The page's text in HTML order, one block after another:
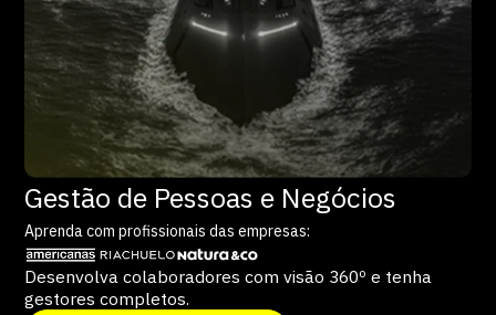
Gestão de Pessoas e Negócios
Aprenda com profissionais das empresas:
Desenvolva colaboradores com visão 360º e tenha
gestores completos.